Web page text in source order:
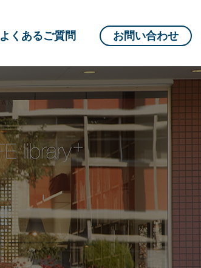
よくあるご質問 お問い合わせ